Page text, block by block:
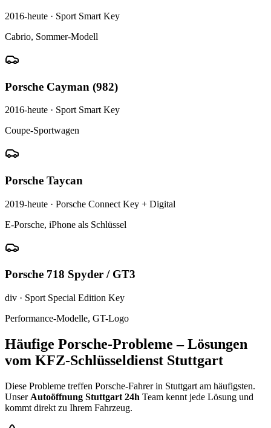
2016-heute · Sport Smart Key
Cabrio, Sommer-Modell
Porsche Cayman (982)
2016-heute · Sport Smart Key
Coupe-Sportwagen
Porsche Taycan
2019-heute · Porsche Connect Key + Digital
E-Porsche, iPhone als Schlüssel
Porsche 718 Spyder / GT3
div · Sport Special Edition Key
Performance-Modelle, GT-Logo
Häufige Porsche-Probleme – Lösungen
vom KFZ-Schlüsseldienst Stuttgart
Diese Probleme treffen Porsche-Fahrer in Stuttgart am häufigsten.
Unser Autoöffnung Stuttgart 24h Team kennt jede Lösung und
kommt direkt zu Ihrem Fahrzeug.